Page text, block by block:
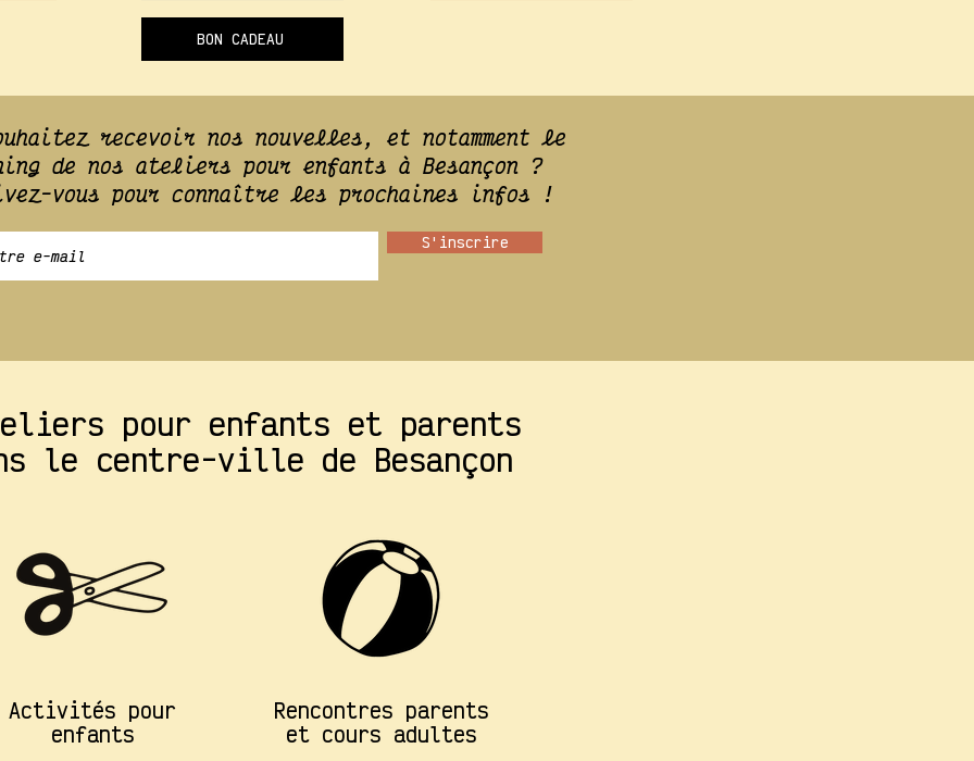
BON CADEAU
recevoir nos nouvelles, et notamment le
de nos ateliers pour enfants à Besançon ?
vous pour connaître les prochaines infos !
S'inscrire
pour enfants et parents
le centre-ville de Besançon
Activités pour
enfants
Rencontres parents
et cours adultes